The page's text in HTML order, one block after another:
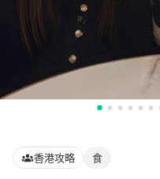
香港攻略 食